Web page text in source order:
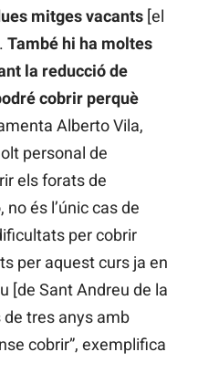
mitges vacants [el
També hi ha moltes
la reducció de
cobrir perquè
Alberto Vila,
personal de
els forats de
és l’únic cas de
per cobrir
per aquest curs ja en
[de Sant Andreu de la
tres anys amb
cobrir”, exemplifica